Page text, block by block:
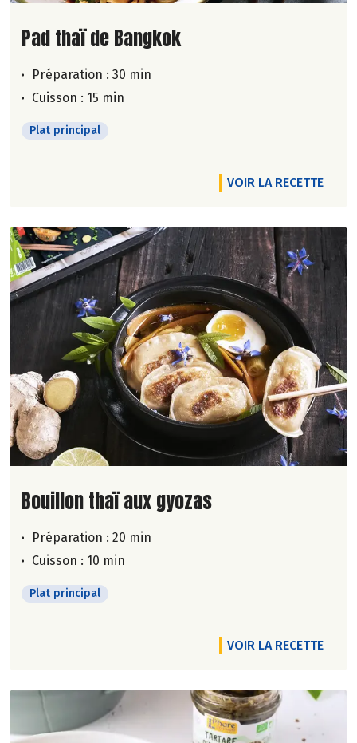
Lire la suite de la recette
Pad thaï de Bangkok
Préparation : 30 min
Cuisson : 15 min
Plat principal
VOIR LA RECETTE
Lire la suite de la recette
Bouillon thaï aux gyozas
Préparation : 20 min
Cuisson : 10 min
Plat principal
VOIR LA RECETTE